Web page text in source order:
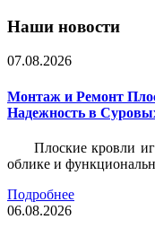
Наши новости
07.08.2026
Монтаж и Ремонт
Надежность в
Плоские кровли
облике и
Подробнее
06.08.2026